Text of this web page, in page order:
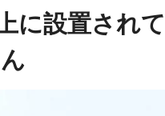
に設置され